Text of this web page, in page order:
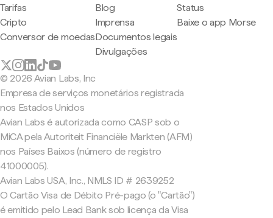
Tarifas
Cripto
Conversor de moedas
Blog
Imprensa
Documentos legais
Divulgações
Status
Baixe o app Morse
© 2026 Avian Labs, Inc
Empresa de serviços monetários registrada
nos Estados Unidos
Avian Labs é autorizada como CASP sob o
MiCA pela Autoriteit Financiële Markten (AFM)
nos Países Baixos (número de registro
41000005).
Avian Labs USA, Inc., NMLS ID # 2639252
O Cartão Visa de Débito Pré-pago (o "Cartão")
é emitido pelo Lead Bank sob licença da Visa